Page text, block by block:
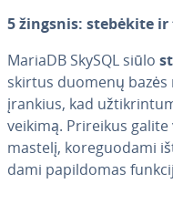
5 žingsnis: stebėkite
MariaDB SkySQL siūlo
skirtus duomenų
įrankius, kad
veikimą. Prireikus
mastelį, ko­re­guo­da­mi
da­mi pa­pil­do­mas